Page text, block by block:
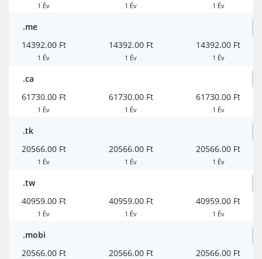
1 Év 1 Év 1 Év
.me
14392.00 Ft
1 Év
14392.00 Ft
1 Év
14392.00 Ft
1 Év
.ca
61730.00 Ft
1 Év
61730.00 Ft
1 Év
61730.00 Ft
1 Év
.tk
20566.00 Ft
1 Év
20566.00 Ft
1 Év
20566.00 Ft
1 Év
.tw
40959.00 Ft
1 Év
40959.00 Ft
1 Év
40959.00 Ft
1 Év
.mobi
20566.00 Ft
20566.00 Ft 20566.00 Ft